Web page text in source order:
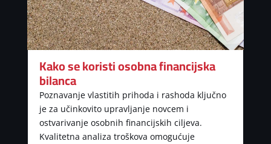
Kako se koristi osobna financijska
bilanca
Poznavanje vlastitih prihoda i rashoda ključno
je za učinkovito upravljanje novcem i
ostvarivanje osobnih financijskih ciljeva.
Kvalitetna analiza troškova omogućuje